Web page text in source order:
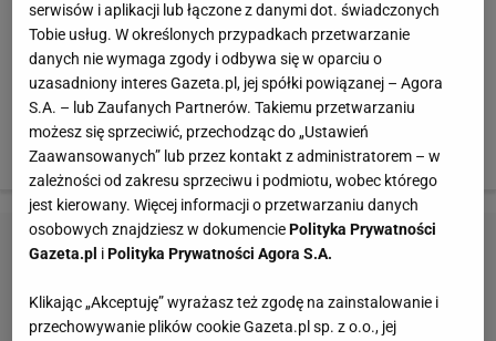
Hamman nie pierwszy raz skrytykował
Lewandowskiego. Wcześniej zrobił to tuż po
pierwszym meczu Bayernu z Realem (1:2), mówiąc
wówczas o tym, że Bawarczycy po takim występie nie
chcą już polskiego napastnika.
serwisów i aplikacji lub łączone z danymi dot. świadczonych
Tobie usług. W określonych przypadkach przetwarzanie
danych nie wymaga zgody i odbywa się w oparciu o
uzasadniony interes Gazeta.pl, jej spółki powiązanej – Agora
S.A. – lub Zaufanych Partnerów. Takiemu przetwarzaniu
możesz się sprzeciwić, przechodząc do „Ustawień
Zaawansowanych” lub przez kontakt z administratorem – w
zależności od zakresu sprzeciwu i podmiotu, wobec którego
jest kierowany. Więcej informacji o przetwarzaniu danych
osobowych znajdziesz w dokumenciePolityka Prywatności
Gazeta.pl iPolityka Prywatności Agora S.A.
Klikając „Akceptuję” wyrażasz też zgodę na zainstalowanie i
przechowywanie plików cookie Gazeta.pl sp. z o.o., jej